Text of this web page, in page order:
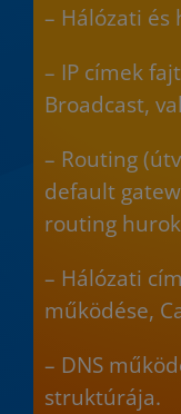
– Hálózati és
– IP címek
Broadcast,
– Routing
default
routing hurok
– Hálózati
működése,
– DNS
struktúrája.